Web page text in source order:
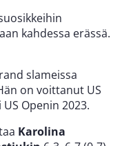
kahdessa erässä.
slameissa
on voittanut US
Openin 2023.
Karolina